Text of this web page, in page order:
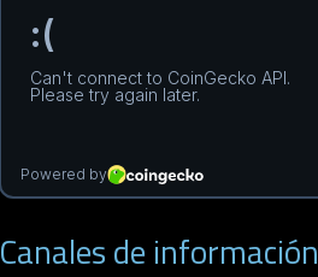
Canales de información